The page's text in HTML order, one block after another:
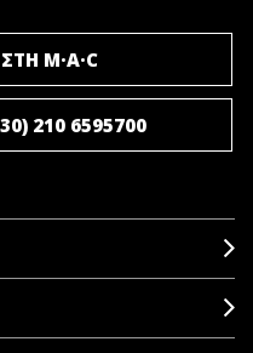
M·A·C
210 6595700